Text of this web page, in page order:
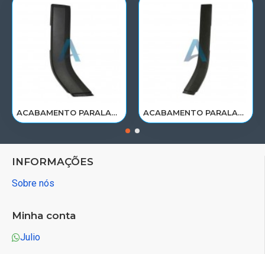
ACABAMENTO PARALAMA CABINE SCANIA NTG P/G/R/S LE PARTE TRAS 2297995 ACABAMENTO PARALAMA CABINE SCANIA NTG P/G/R/S LD PARTE TRAS 2297996
INFORMAÇÕES
Sobre nós
Minha conta
Julio